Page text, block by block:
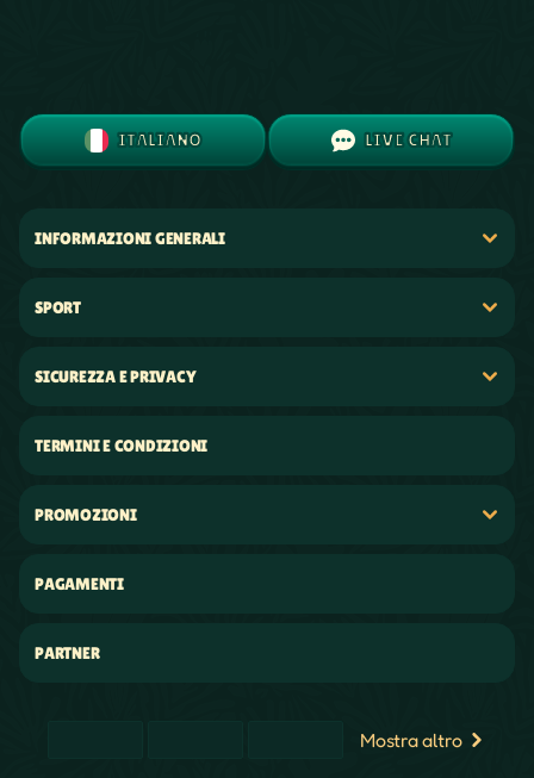
ITALIANO LIVE CHAT
INFORMAZIONI GENERALI
SPORT
SICUREZZA E PRIVACY
TERMINI E CONDIZIONI
PROMOZIONI
PAGAMENTI
PARTNER
Mostra altro